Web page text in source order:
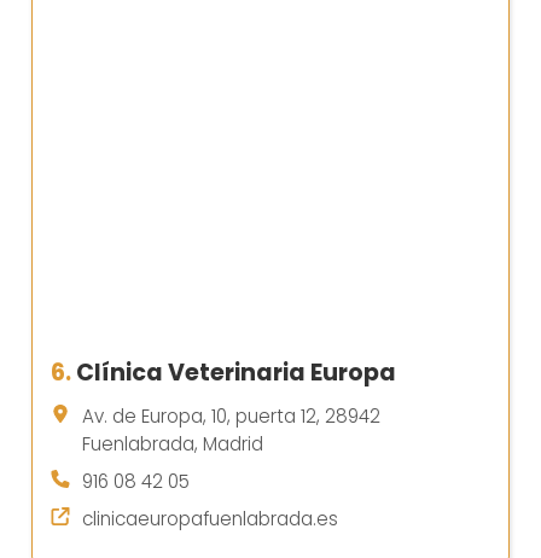
6.Clínica Veterinaria Europa
Av. de Europa, 10, puerta 12, 28942
Fuenlabrada, Madrid
916 08 42 05
clinicaeuropafuenlabrada.es